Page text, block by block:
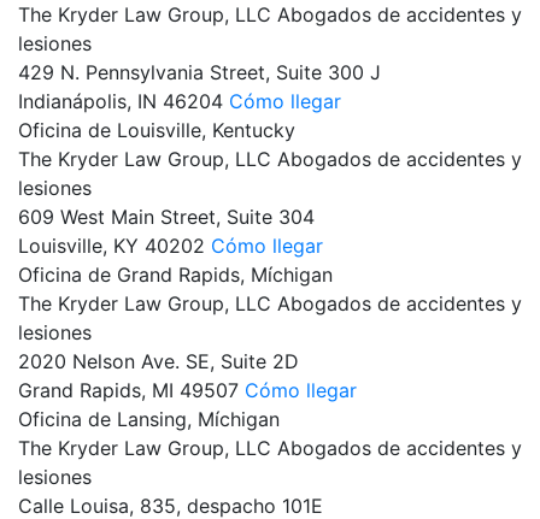
The Kryder Law Group, LLC Abogados de accidentes y
lesiones
429 N. Pennsylvania Street, Suite 300 J
Indianápolis, IN 46204 Cómo llegar
Oficina de Louisville, Kentucky
The Kryder Law Group, LLC Abogados de accidentes y
lesiones
609 West Main Street, Suite 304
Louisville, KY 40202 Cómo llegar
Oficina de Grand Rapids, Míchigan
The Kryder Law Group, LLC Abogados de accidentes y
lesiones
2020 Nelson Ave. SE, Suite 2D
Grand Rapids, MI 49507 Cómo llegar
Oficina de Lansing, Míchigan
The Kryder Law Group, LLC Abogados de accidentes y
lesiones
Calle Louisa, 835, despacho 101E